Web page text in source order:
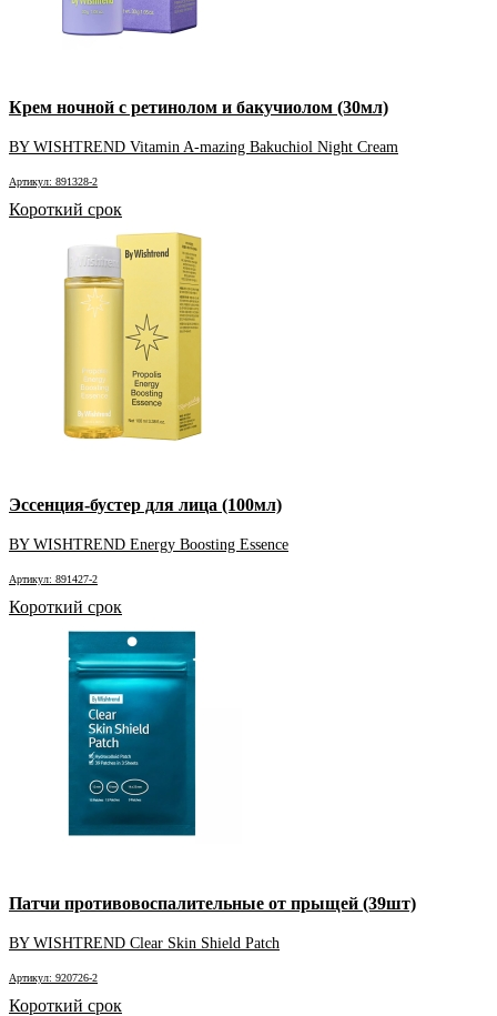
Крем ночной с ретинолом и бакучиолом (30мл)
BY WISHTREND Vitamin A-mazing Bakuchiol Night Cream
Артикул: 891328-2
Короткий срок
Эссенция-бустер для лица (100мл)
BY WISHTREND Energy Boosting Essence
Артикул: 891427-2
Короткий срок
Патчи противовоспалительные от прыщей (39шт)
BY WISHTREND Clear Skin Shield Patch
Артикул: 920726-2
Короткий срок